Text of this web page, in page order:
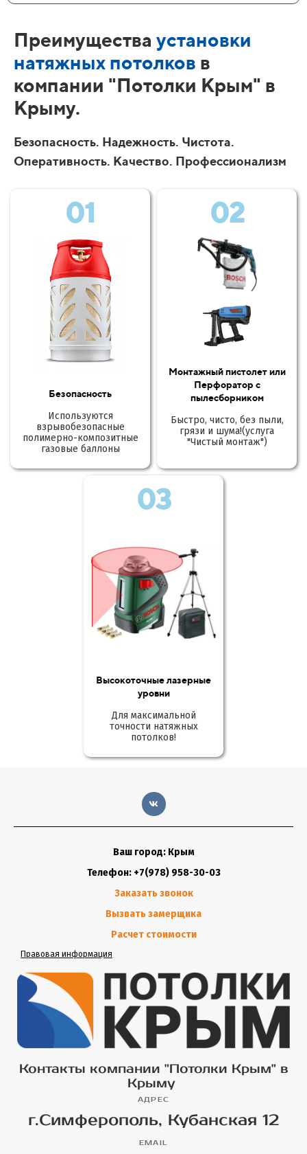
Преимущества установки
натяжных потолков в
компании "Потолки Крым" в
Крыму.
Безопасность. Надежность. Чистота.
Оперативность. Качество. Профессионализм
01
Безопасность
Используются
взрывобезопасные
полимерно-композитные
газовые баллоны
02
Монтажный пистолет или
Перфоратор с
пылесборником
Быстро, чисто, без пыли,
грязи и шума!(услуга
"Чистый монтаж")
03
Высокоточные лазерные
уровни
Для максимальной
точности натяжных
потолков!
Ваш город: Крым
Телефон: +7(978) 958-30-03
Заказать звонок
Вызвать замерщика
Расчет стоимости
Правовая информация
Контакты компании "Потолки Крым" в
Крыму
АДРЕС
г.Симферополь, Кубанская 12
EMAIL